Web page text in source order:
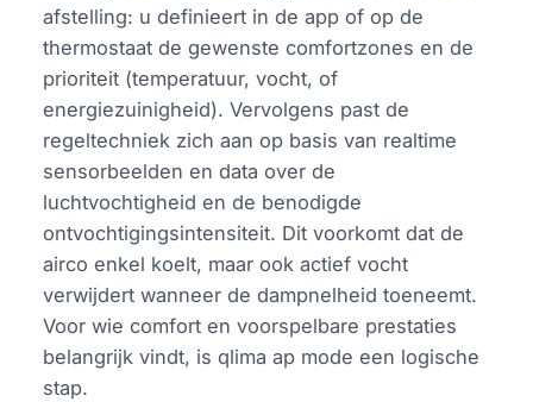
afstelling: u definieert in de app of op de
thermostaat de gewenste comfortzones en de
prioriteit (temperatuur, vocht, of
energiezuinigheid). Vervolgens past de
regeltechniek zich aan op basis van realtime
sensorbeelden en data over de
luchtvochtigheid en de benodigde
ontvochtigingsintensiteit. Dit voorkomt dat de
airco enkel koelt, maar ook actief vocht
verwijdert wanneer de dampnelheid toeneemt.
Voor wie comfort en voorspelbare prestaties
belangrijk vindt, is qlima ap mode een logische
stap.